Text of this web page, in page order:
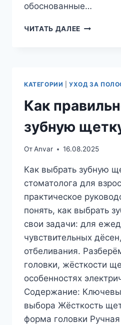
обоснованные…
ЧИТАТЬ ДАЛЕЕ ГИГИЕНА
КАТЕГОРИИ |УХОД ЗА
Как
зубную
ОтAnvar 16.08.2025
Как выбрать зубную
стоматолога для
практическое
понять, как выбрать
свои задачи: для
чувствительных
отбеливания.
головки, жёсткости
особенностях
Содержание:
выбора Жёсткость
форма головки